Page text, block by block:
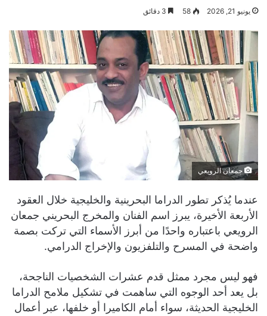
يونيو 21, 2026 58
جمعان الرويعي
عندما يُذكر تطور الدراما البحرينية والخليجية خلال العقود
الأربعة الأخيرة، يبرز اسم الفنان والمخرج البحريني جمعان
الرويعي باعتباره واحدًا من أبرز الأسماء التي تركت بصمة
واضحة في المسرح والتلفزيون والإخراج الدرامي.
فهو ليس مجرد ممثل قدم عشرات الشخصيات الناجحة،
بل يعد أحد الوجوه التي ساهمت في تشكيل ملامح الدراما
الخليجية الحديثة، سواء أمام الكاميرا أو خلفها، عبر أعمال